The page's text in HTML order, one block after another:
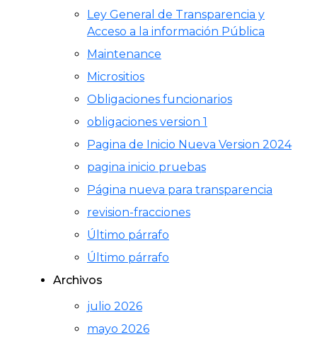
Ley General de Transparencia y
Acceso a la información Pública
Maintenance
Micrositios
Obligaciones funcionarios
obligaciones version 1
Pagina de Inicio Nueva Version 2024
pagina inicio pruebas
Página nueva para transparencia
revision-fracciones
Último párrafo
Último párrafo
Archivos
julio 2026
mayo 2026